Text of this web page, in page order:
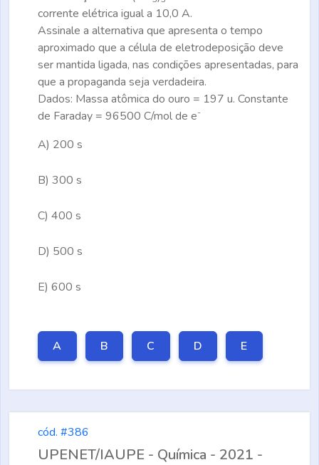
corrente elétrica igual a 10,0 A.
Assinale a alternativa que apresenta o tempo
aproximado que a célula de eletrodeposição deve
ser mantida ligada, nas condições apresentadas, para
que a propaganda seja verdadeira.
Dados: Massa atômica do ouro = 197 u. Constante
de Faraday = 96500 C/mol de e-
A) 200 s
B) 300 s
C) 400 s
D) 500 s
E) 600 s
A B C D E
cód. #386
UPENET/IAUPE - Química - 2021 -